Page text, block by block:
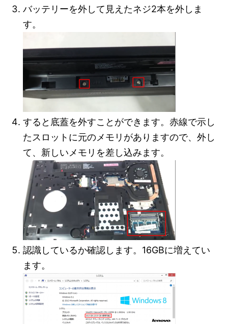
バッテリーを外して見えたネジ2本を外しま
す。
すると底蓋を外すことができます。赤線で示し
たスロットに元のメモリがありますので、外し
て、新しいメモリを差し込みます。
認識しているか確認します。16GBに増えてい
ます。